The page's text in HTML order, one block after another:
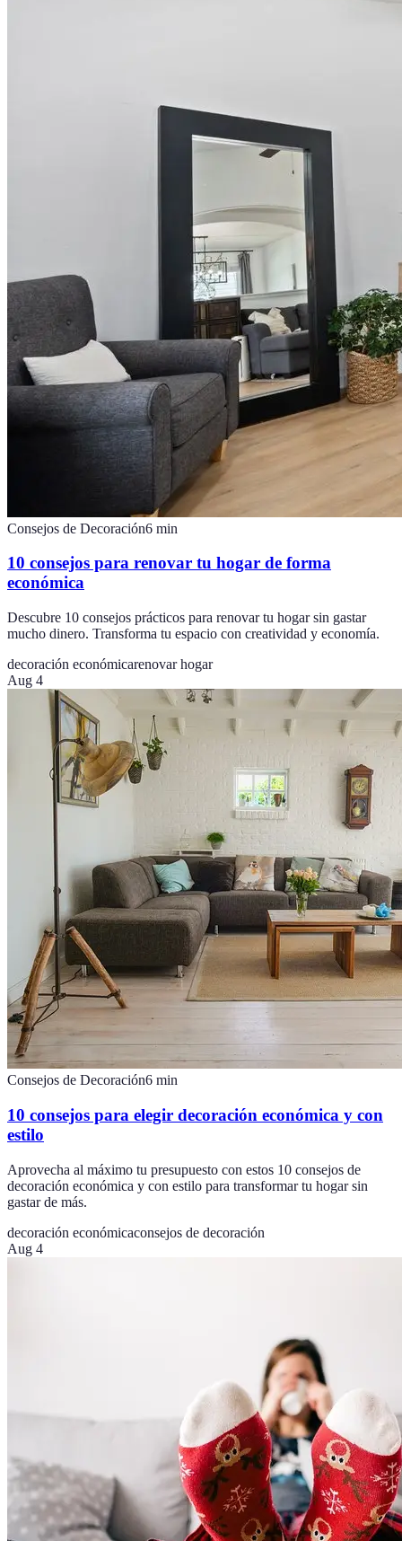
Consejos de Decoración6 min
10 consejos para renovar tu hogar de forma
económica
Descubre 10 consejos prácticos para renovar tu hogar sin gastar
mucho dinero. Transforma tu espacio con creatividad y economía.
decoración económicarenovar hogar
Aug 4
Consejos de Decoración6 min
10 consejos para elegir decoración económica y con
estilo
Aprovecha al máximo tu presupuesto con estos 10 consejos de
decoración económica y con estilo para transformar tu hogar sin
gastar de más.
decoración económicaconsejos de decoración
Aug 4